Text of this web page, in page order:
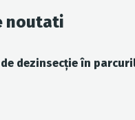
noutati
dezinsecție în